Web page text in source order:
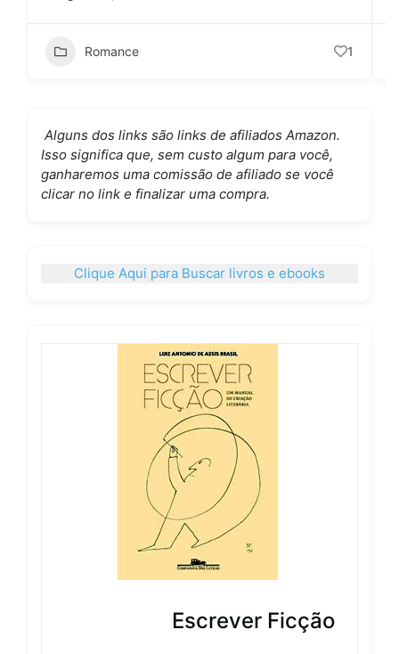
Romance 1
Alguns dos links são links de afiliados Amazon.
Isso significa que, sem custo algum para você,
ganharemos uma comissão de afiliado se você
clicar no link e finalizar uma compra.
Clique Aqui para Buscar livros e ebooks
Escrever Ficção